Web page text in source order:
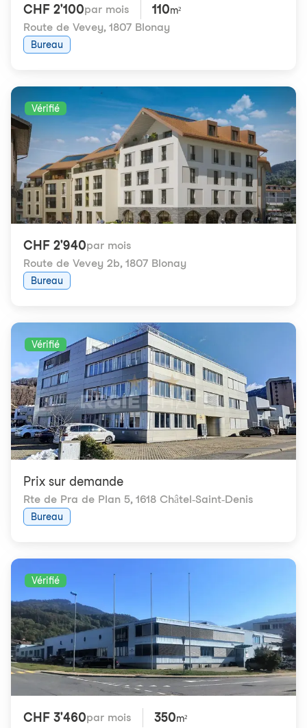
CHF 2'100par mois 110m²
Route de Vevey, 1807 Blonay
Bureau
Vérifié
CHF 2'940par mois
Route de Vevey 2b, 1807 Blonay
Bureau
Vérifié
Prix ​​sur demande
Rte de Pra de Plan 5, 1618 Châtel-Saint-Denis
Bureau
Vérifié
CHF 3'460par mois 350m²